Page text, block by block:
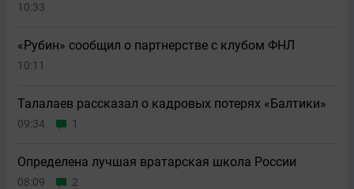
10:33
«Рубин» сообщил о партнерстве с клубом ФНЛ
10:11
Талалаев рассказал о кадровых потерях «Балтики»
09:34 1
Определена лучшая вратарская школа России
08:09 2